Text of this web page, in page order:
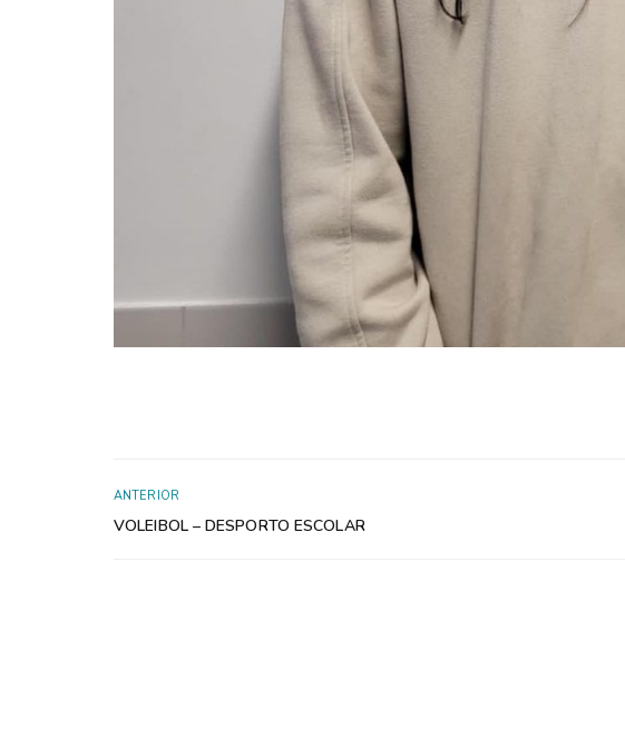
ANTERIOR
VOLEIBOL – DESPORTO ESCOLAR